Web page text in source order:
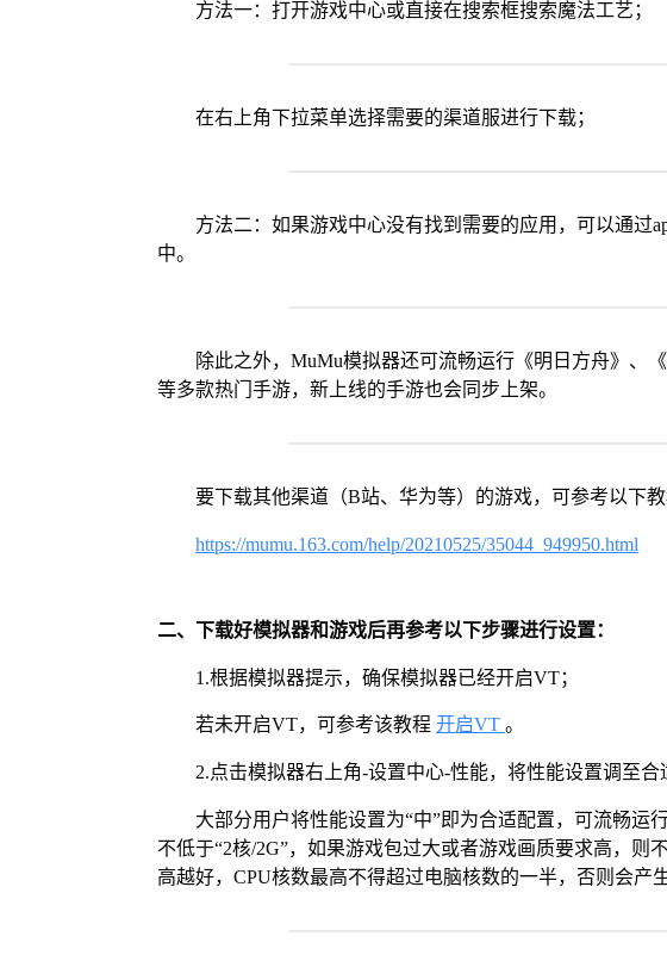
方法一：打开游戏中心或直接在搜索框搜索魔法工艺；
在右上角下拉菜单选择需要的渠道服进行下载；
方法二：如果游戏中心没有找到需要的应用，可以通过
中。
除此之外，MuMu模拟器还可流畅运行《明日方舟》、
等多款热门手游，新上线的手游也会同步上架。
要下载其他渠道（B站、华为等）的游戏，可参考以下教
https://mumu.163.com/help/20210525/35044_949950.html
二、下载好模拟器和游戏后再参考以下步骤进行设置：
1.根据模拟器提示，确保模拟器已经开启VT；
若未开启VT，可参考该教程 开启VT 。
2.点击模拟器右上角-设置中心-性能，将性能设置调至合
大部分用户将性能设置为“中”即为合适配置，可流畅运
不低于“2核/2G”，如果游戏包过大或者游戏画质要求高，则
高越好，CPU核数最高不得超过电脑核数的一半，否则会产